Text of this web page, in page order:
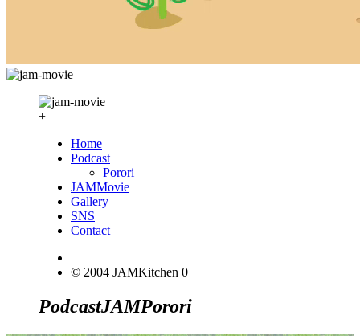
+
Home
Podcast
Porori
JAMMovie
Gallery
SNS
Contact
© 2004 JAMKitchen 0
PodcastJAMPorori